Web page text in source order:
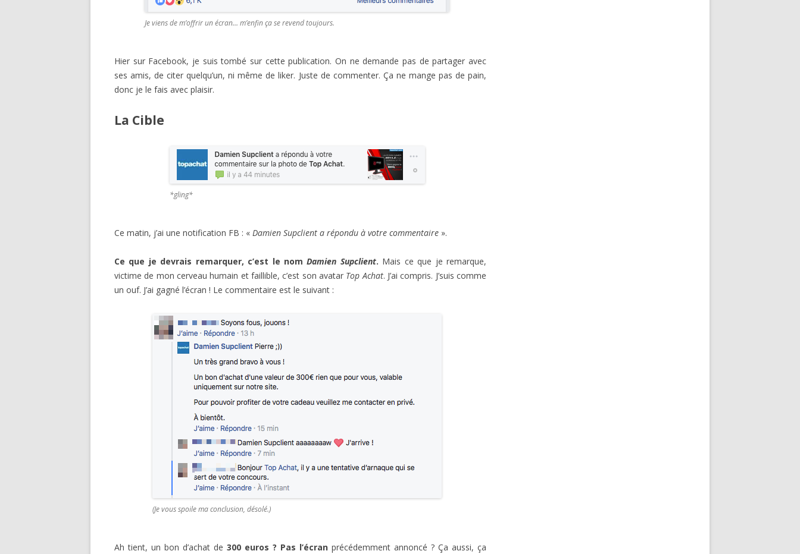
Je viens de m’offrir un écran… m’enfin ça se revend toujours.
Hier sur Facebook, je suis tombé sur cette publication. On ne demande pas de partager avec
ses amis, de citer quelqu’un, ni même de liker. Juste de commenter. Ça ne mange pas de pain,
donc je le fais avec plaisir.
La Cible
*gling*
Ce matin, j’ai une notification FB : « Damien Supclient a répondu à votre commentaire ».
Ce que je devrais remarquer, c’est le nomDamien Supclient. Mais ce que je remarque,
victime de mon cerveau humain et faillible, c’est son avatar Top Achat. J’ai compris. J’suis comme
un ouf. J’ai gagné l’écran ! Le commentaire est le suivant :
(Je vous spoile ma conclusion, désolé.)
Ah tient, un bon d’achat de 300 euros ? Pas l’écran précédemment annoncé ? Ça aussi, ça